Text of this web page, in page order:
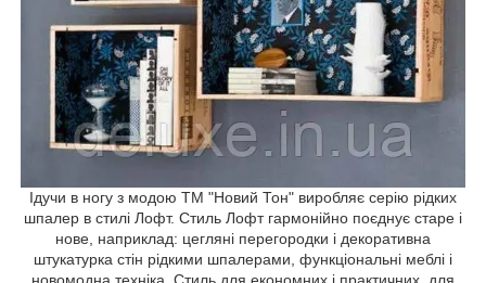
Ідучи в ногу з модою ТМ "Новий Тон" виробляє серію рідких
шпалер в стилі Лофт. Стиль Лофт гармонійно поєднує старе і
нове, наприклад: цегляні перегородки і декоративна
штукатурка стін рідкими шпалерами, функціональні меблі і